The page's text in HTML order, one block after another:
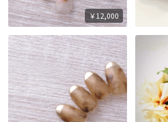
￥12,000